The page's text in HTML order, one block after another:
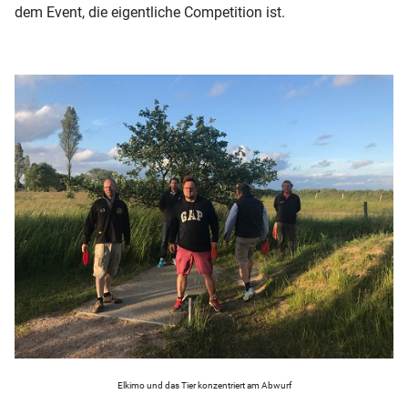
dem Event, die eigentliche Competition ist.
Elkimo und das Tier konzentriert am Abwurf